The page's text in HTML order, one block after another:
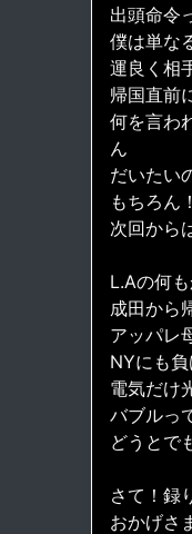
出頭命令
僕は単な
運良く相
帰国直前
何を言わ
ん
だいたい
もちろん
次回から
L.Aの何
成田から
アッパレ
NYにも
電気だけ
バブルっ
どうとで
さて！録
おかげさ